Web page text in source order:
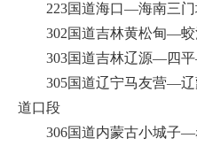
223国道海口—海南三门
302国道吉林黄松甸—蛟
303国道吉林辽源—四平
305国道辽宁马友营—辽
道口段
306国道内蒙古小城子—